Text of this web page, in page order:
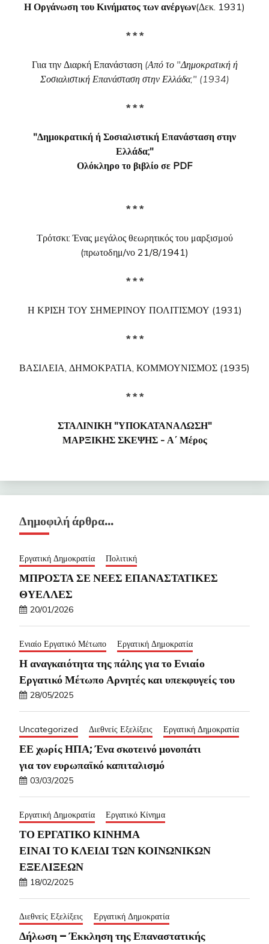
Η Οργάνωση του Κινήματος των ανέργων(Δεκ. 1931)
* * *
Γιια την Διαρκή Επανάσταση(Από το "Δημοκρατική ή
Σοσιαλιστική Επανάσταση στην Ελλάδα;" (1934)
* * *
"Δημοκρατική ή Σοσιαλιστική Επανάσταση στην
Ελλάδα;"
Ολόκληρο το βιβλίο σε PDF
* * *
Τρότσκι: Ένας μεγάλος θεωρητικός του μαρξισμού
(πρωτοδημ/νο 21/8/1941)
* * *
Η ΚΡΙΣΗ ΤΟΥ ΣΗΜΕΡΙΝΟΥ ΠΟΛΙΤΙΣΜΟΥ (1931)
* * *
ΒΑΣΙΛΕΙΑ, ΔΗΜΟΚΡΑΤΙΑ, ΚΟΜΜΟΥΝΙΣΜΟΣ (1935)
* * *
ΣΤΑΛΙΝΙΚΗ "ΥΠΟΚΑΤΑΝΑΛΩΣΗ"
ΜΑΡΞΙΚΗΣ ΣΚΕΨΗΣ - Α΄ Μέρος
Δημοφιλή άρθρα…
Εργατική Δημοκρατία Πολιτική
ΜΠΡΟΣΤΑ ΣΕ ΝΕΕΣ ΕΠΑΝΑΣΤΑΤΙΚΕΣ
ΘΥΕΛΛΕΣ
20/01/2026
Ενιαίο Εργατικό Μέτωπο Εργατική Δημοκρατία
Η αναγκαιότητα της πάλης για το Ενιαίο
Εργατικό Μέτωπο Αρνητές και υπεκφυγείς του
28/05/2025
Uncategorized Διεθνείς Εξελίξεις Εργατική Δημοκρατία
ΕΕ χωρίς ΗΠΑ; Ένα σκοτεινό μονοπάτι
για τον ευρωπαϊκό καπιταλισμό
03/03/2025
Εργατική Δημοκρατία Εργατικό Κίνημα
ΤΟ ΕΡΓΑΤΙΚΟ ΚΙΝΗΜΑ
ΕΙΝΑΙ ΤΟ ΚΛΕΙΔΙ ΤΩΝ ΚΟΙΝΩΝΙΚΩΝ
ΕΞΕΛΙΞΕΩΝ
18/02/2025
Διεθνείς Εξελίξεις Εργατική Δημοκρατία
Δήλωση – Έκκληση της Επαναστατικής